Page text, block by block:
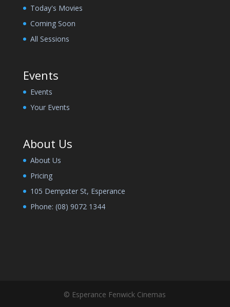
Today's Movies
Coming Soon
All Sessions
Events
Events
Your Events
About Us
About Us
Pricing
105 Dempster St, Esperance
Phone: (08) 9072 1344
© Esperance Fenwick Cinemas